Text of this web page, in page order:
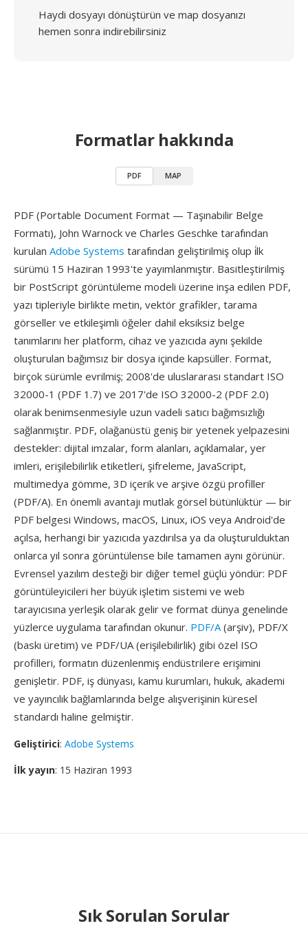
Haydi dosyayı dönüştürün ve map dosyanızı
hemen sonra indirebilirsiniz
Formatlar hakkında
PDF MAP
PDF (Portable Document Format — Taşınabilir Belge
Formatı), John Warnock ve Charles Geschke tarafından
kurulan Adobe Systems tarafından geliştirilmiş olup i̇lk
sürümü 15 Haziran 1993'te yayımlanmıştır. Basitleştirilmiş
bir PostScript görüntüleme modeli üzerine inşa edilen PDF,
yazı tipleriyle birlikte metin, vektör grafikler, tarama
görseller ve etkileşimli öğeler dahil eksiksiz belge
tanımlarını her platform, cihaz ve yazıcıda aynı şekilde
oluşturulan bağımsız bir dosya içinde kapsüller. Format,
birçok sürümle evrilmiş; 2008'de uluslararası standart ISO
32000-1 (PDF 1.7) ve 2017'de ISO 32000-2 (PDF 2.0)
olarak benimsenmesiyle uzun vadeli satıcı bağımsızlığı
sağlanmıştır. PDF, olağanüstü geniş bir yetenek yelpazesini
destekler: dijital imzalar, form alanları, açıklamalar, yer
imleri, erişilebilirlik etiketleri, şifreleme, JavaScript,
multimedya gömme, 3D içerik ve arşive özgü profiller
(PDF/A). En önemli avantajı mutlak görsel bütünlüktür — bir
PDF belgesi Windows, macOS, Linux, iOS veya Android'de
açılsa, herhangi bir yazıcıda yazdırılsa ya da oluşturulduktan
onlarca yıl sonra görüntülense bile tamamen aynı görünür.
Evrensel yazılım desteği bir diğer temel güçlü yöndür: PDF
görüntüleyicileri her büyük işletim sistemi ve web
tarayıcısına yerleşik olarak gelir ve format dünya genelinde
yüzlerce uygulama tarafından okunur. PDF/A(arşiv), PDF/X
(baskı üretim) ve PDF/UA (erişilebilirlik) gibi özel ISO
profilleri, formatın düzenlenmiş endüstrilere erişimini
genişletir. PDF, iş dünyası, kamu kurumları, hukuk, akademi
ve yayıncılık bağlamlarında belge alışverişinin küresel
standardı haline gelmiştir.
Geliştirici: Adobe Systems
İlk yayın: 15 Haziran 1993
Sık Sorulan Sorular